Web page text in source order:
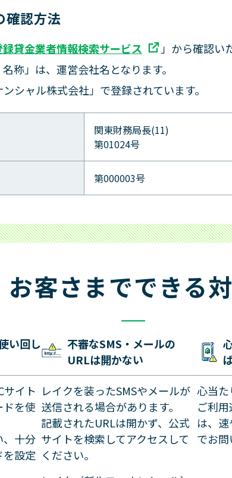
確認方法
録貸金業者情報検索サービス
」から確認い
称」は、運営会社名となります。
シャル株式会社」で登録されています。
関東財務局長(11)
第01024号
第000003号
お客さまでできる
い回し
サイト
ドを使
、十分
を設定
不審なSMS・メールの
URLは開かない
レイクを装ったSMSやメールが
送信される場合があります。
記載されたURLは開かず、公式
サイトを検索してアクセスして
ください。
心当
ご利
は、
でお問